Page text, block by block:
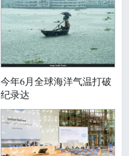
今年6月全球海洋气温打破
纪录达